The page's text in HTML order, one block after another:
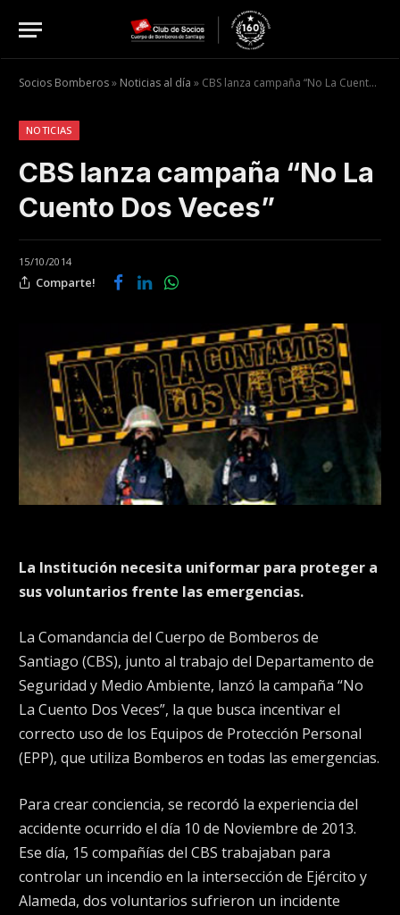
Socios Bomberos» Noticias al día » CBS lanza campaña “No La Cuento Dos Veces”
NOTICIAS
CBS lanza campaña “No La
Cuento Dos Veces”
15/10/2014
Comparte!
La Institución necesita uniformar para proteger a
sus voluntarios frente las emergencias.
La Comandancia del Cuerpo de Bomberos de
Santiago (CBS), junto al trabajo del Departamento de
Seguridad y Medio Ambiente, lanzó la campaña “No
La Cuento Dos Veces”, la que busca incentivar el
correcto uso de los Equipos de Protección Personal
(EPP), que utiliza Bomberos en todas las emergencias.
Para crear conciencia, se recordó la experiencia del
accidente ocurrido el día 10 de Noviembre de 2013.
Ese día, 15 compañías del CBS trabajaban para
controlar un incendio en la intersección de Ejército y
Alameda, dos voluntarios sufrieron un incidente